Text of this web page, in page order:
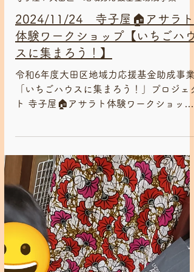
2024年11月24日
体験ワークショップ【いちごハウ
スに集まろう！】
令和6年度大田区地域力応援基金助成事業
「いちごハウスに集まろう！」プロジェク
ト 寺子屋🏠アサラト体験ワークショップ
が無事終了しました😊 この日は某大学の
社会学部社会福祉学科の生徒さんが授業の